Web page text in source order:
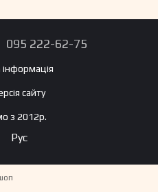
095 222-62-75
сайту
з 2012р.
Рус